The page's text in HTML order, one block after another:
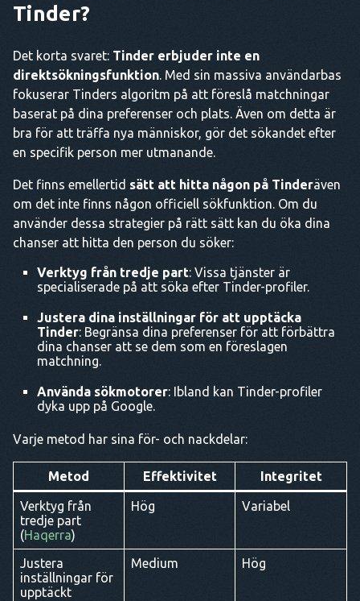
Tinder?
Det korta svaret: Tinder erbjuder inte en
direktsökningsfunktion. Med sin massiva användarbas
fokuserar Tinders algoritm på att föreslå matchningar
baserat på dina preferenser och plats. Även om detta är
bra för att träffa nya människor, gör det sökandet efter
en specifik person mer utmanande.
Det finns emellertid sätt att hitta någon på Tinderäven
om det inte finns någon officiell sökfunktion. Om du
använder dessa strategier på rätt sätt kan du öka dina
chanser att hitta den person du söker:
Verktyg från tredje part: Vissa tjänster är
specialiserade på att söka efter Tinder-profiler.
Justera dina inställningar för att upptäcka
Tinder: Begränsa dina preferenser för att förbättra
dina chanser att se dem som en föreslagen
matchning.
Använda sökmotorer: Ibland kan Tinder-profiler
dyka upp på Google.
Varje metod har sina för- och nackdelar:
Metod Effektivitet Integritet
Verktyg från
tredje part
(Haqerra)
Hög Variabel
Justera
inställningar för
upptäckt
Medium Hög